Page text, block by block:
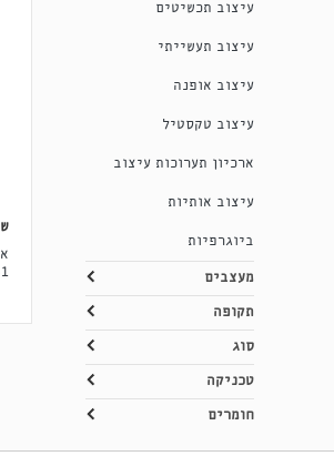
עיצוב תכשיטים
עיצוב תעשייתי
עיצוב אופנה
עיצוב טקסטיל
ארכיון תערוכות עיצוב
עיצוב אותיות
ביוגרפיות
מעצבים
תקופה
סוג
טכניקה
חומרים